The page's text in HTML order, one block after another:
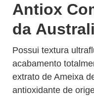
Antiox
da
Possui textura
acabamento
extrato de Ameixa
antioxidante de